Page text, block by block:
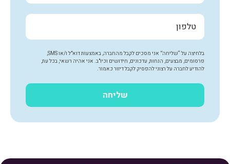
בלחיצה על “שליחה” אני מסכים לקבל מהחברה, באמצעות דוא"ל ו/או SMS,
פרסומים, מבצעים, הנחות, עדכונים, חידושים וכיו"ב. אני אהיה רשאי, בכל עת,
להודיע לחברה על רצוני להפסיק לקבל דיוור כאמור.
שליחה